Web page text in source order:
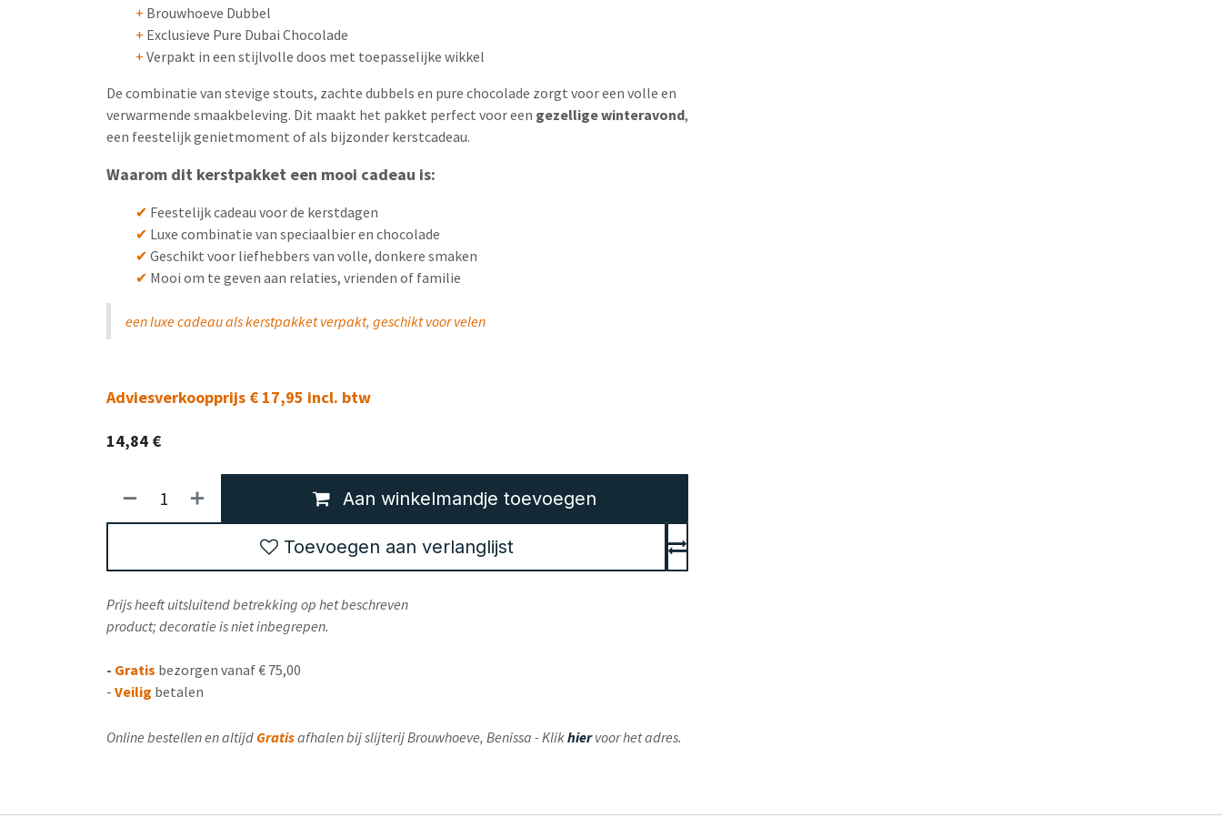
+ Brouwhoeve Dubbel
+ Exclusieve Pure Dubai Chocolade
+ Verpakt in een stijlvolle doos met toepasselijke wikkel
De combinatie van stevige stouts, zachte dubbels en pure chocolade zorgt voor een volle en
verwarmende smaakbeleving. Dit maakt het pakket perfect voor een gezellige winteravond,
een feestelijk genietmoment of als bijzonder kerstcadeau.
Waarom dit kerstpakket een mooi cadeau is:
✔ Feestelijk cadeau voor de kerstdagen
✔ Luxe combinatie van speciaalbier en chocolade
✔ Geschikt voor liefhebbers van volle, donkere smaken
✔ Mooi om te geven aan relaties, vrienden of familie
een luxe cadeau als kerstpakket verpakt, geschikt voor velen
Adviesverkoopprijs € 17,95 incl. btw
14,84 €
Aan winkelmandje toevoegen
Toevoegen aan verlanglijst
Prijs heeft uitsluitend betrekking op het beschreven
product; decoratie is niet inbegrepen.
- Gratis bezorgen vanaf € 75,00
- Veilig betalen
Online bestellen en altijd Gratisafhalen bij slijterij Brouwhoeve, Benissa - Klikhiervoor het adres.